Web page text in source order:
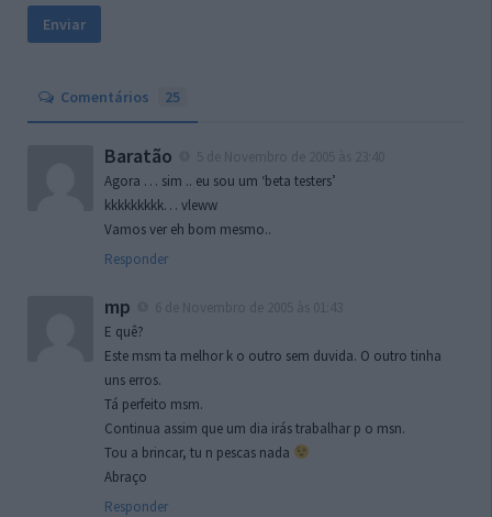
Comentários 25
Baratão
Agora … sim .. eu sou um ‘beta testers’
kkkkkkkkk… vleww
Vamos ver eh bom mesmo..
Responder
mp
E quê?
Este msm ta melhor k o outro sem duvida. O outro tinha
uns erros.
Tá perfeito msm.
Continua assim que um dia irás trabalhar p o msn.
Tou a brincar, tu n pescas nada
Abraço
Responder